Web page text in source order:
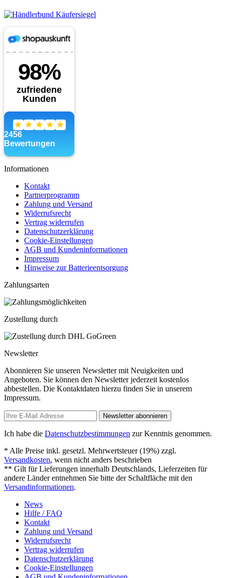
Informationen
Kontakt
Partnerprogramm
Zahlung und Versand
Widerrufsrecht
Vertrag widerrufen
Datenschutzerklärung
Cookie-Einstellungen
AGB und Kundeninformationen
Impressum
Hinweise zur Batterieentsorgung
Zahlungsarten
Zustellung durch
Newsletter
Abonnieren Sie unseren Newsletter mit Neuigkeiten und
Angeboten. Sie können den Newsletter jederzeit kostenlos
abbestellen. Die Kontaktdaten hierzu finden Sie in unserem
Impressum.
Newsletter abonnieren
Ich habe die Datenschutzbestimmungen zur Kenntnis genommen.
* Alle Preise inkl. gesetzl. Mehrwertsteuer (19%) zzgl.
Versandkosten, wenn nicht anders beschrieben
** Gilt für Lieferungen innerhalb Deutschlands, Lieferzeiten für
andere Länder entnehmen Sie bitte der Schaltfläche mit den
Versandinformationen.
News
Hilfe / FAQ
Kontakt
Zahlung und Versand
Widerrufsrecht
Vertrag widerrufen
Datenschutzerklärung
Cookie-Einstellungen